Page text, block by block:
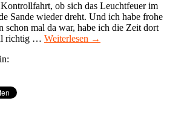
ob sich das Leuchtfeuer im
Sande wieder dreht. Und ich habe frohe
schon mal da war, habe ich die Zeit dort
richtig … Weiterlesen →